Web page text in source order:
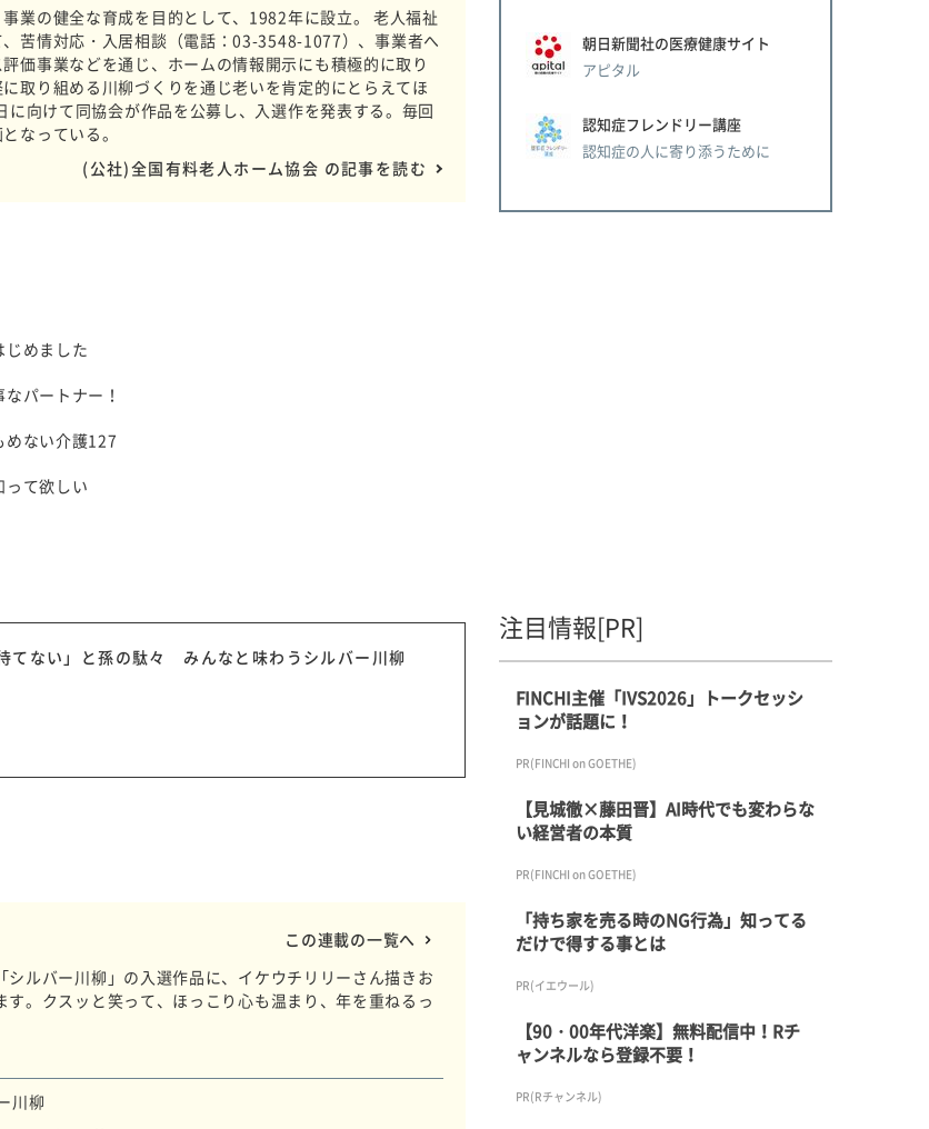
業の健全な育成を目的として、1982年に設立。 老人福祉
苦情対応・入居相談（電話：03-3548-1077）、事業者へ
価事業などを通じ、ホームの情報開示にも積極的に取り
取り組める川柳づくりを通じ老いを肯定的にとらえてほ
に向けて同協会が作品を公募し、入選作を発表する。毎回
なっている。
(公社)全国有料老人ホーム協会 の記事を読む
めました
パートナー！
ない介護127
て欲しい
ない」と孫の駄々 みんなと味わうシルバー川柳
ルバー川柳」の入選作品に、イケウチリリーさん描きお
。クスッと笑って、ほっこり心も温まり、年を重ねるっ
この連載の一覧へ
川柳
朝日新聞社の医療健康サイト
アピタル
認知症フレンドリー講座
認知症の人に寄り添うために
注目情報[PR]
FINCHI主催「IVS2026」トークセッシ
ョンが話題に！
PR(FINCHI on GOETHE)
【見城徹×藤田晋】AI時代でも変わらな
い経営者の本質
PR(FINCHI on GOETHE)
「持ち家を売る時のNG行為」知ってる
だけで得する事とは
PR(イエウール)
【90・00年代洋楽】無料配信中！Rチ
ャンネルなら登録不要！
PR(Rチャンネル)